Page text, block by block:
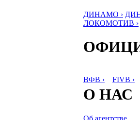
ДИНАМО ›
ЛОКОМОТИВ ›
ВФВ › FIVB ›
О НАС
Об агентстве